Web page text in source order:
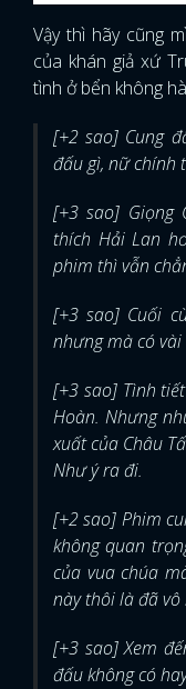
Vậy thì hãy cũng
của khán giả xứ
tình ở bển không
[+2 sao] Cung
đấu gì, nữ chính
[+3 sao] Giọng
thích Hải Lan
phim thì vẫn
[+3 sao] Cuối
nhưng mà có
[+3 sao] Tình
Hoàn. Nhưng
xuất của Châu
Như ý ra đi.
[+2 sao] Phim
không quan
của vua chúa
này thôi là đã vô
[+3 sao] Xem
đấu không có